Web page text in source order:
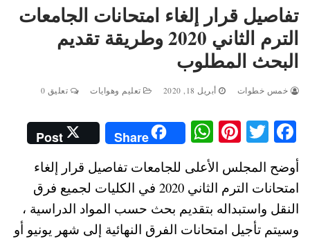
تفاصيل قرار إلغاء امتحانات الجامعات
الترم الثاني 2020 وطريقة تقديم
البحث المطلوب
خمس خطوات أبريل 18, 2020 تعليم وهوايات تعليق 0
Fa
ce
bo
ok
T
wi
tte
r
Pi
nt
er
es
t
W
ha
ts
A
pp
Share
Post
أوضح المجلس الأعلى للجامعات تفاصيل قرار إلغاء
امتحانات الترم الثاني 2020 في الكليات لجميع فرق
النقل واستبداله بتقديم بحث حسب المواد الدراسية ،
وسيتم تأجيل امتحانات الفرق النهائية إلى شهر يونيو أو